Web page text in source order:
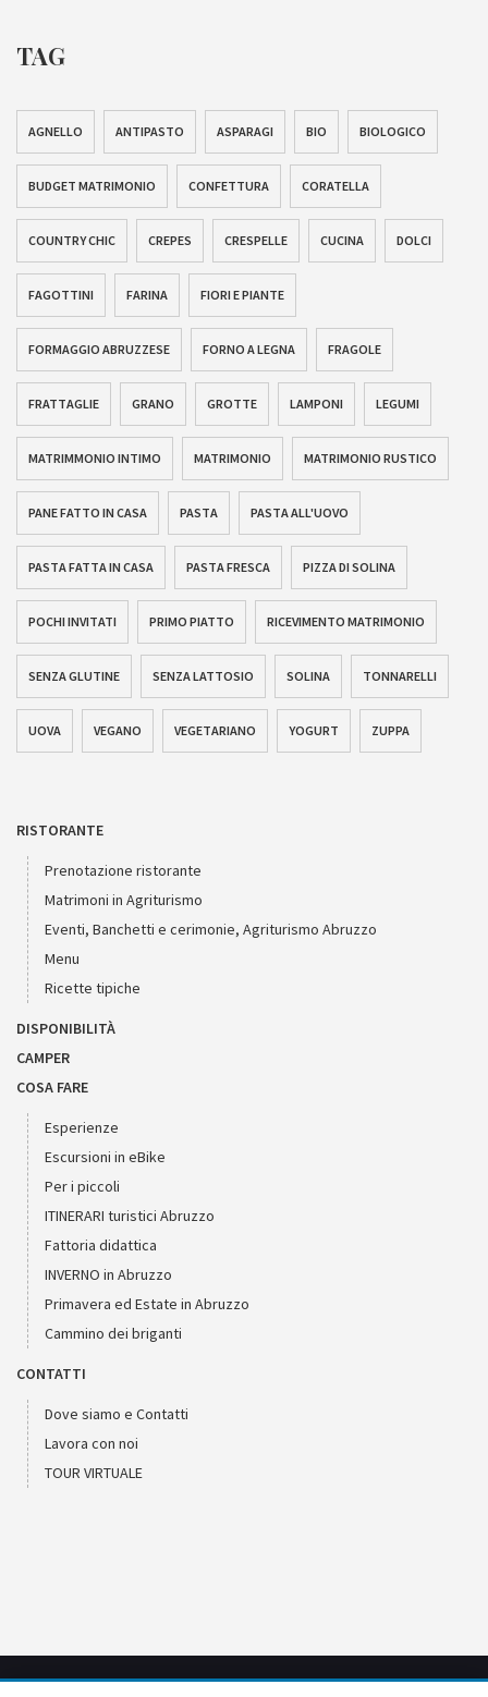
TAG
AGNELLO ANTIPASTO ASPARAGI BIO BIOLOGICO
BUDGET MATRIMONIO CONFETTURA CORATELLA
COUNTRY CHIC CREPES CRESPELLE CUCINA DOLCI
FAGOTTINI FARINA FIORI E PIANTE
FORMAGGIO ABRUZZESE FORNO A LEGNA FRAGOLE
FRATTAGLIE GRANO GROTTE LAMPONI LEGUMI
MATRIMMONIO INTIMO MATRIMONIO MATRIMONIO RUSTICO
PANE FATTO IN CASA PASTA PASTA ALL'UOVO
PASTA FATTA IN CASA PASTA FRESCA PIZZA DI SOLINA
POCHI INVITATI PRIMO PIATTO RICEVIMENTO MATRIMONIO
SENZA GLUTINE SENZA LATTOSIO SOLINA TONNARELLI
UOVA VEGANO VEGETARIANO YOGURT ZUPPA
RISTORANTE
Prenotazione ristorante
Matrimoni in Agriturismo
Eventi, Banchetti e cerimonie, Agriturismo Abruzzo
Menu
Ricette tipiche
DISPONIBILITÀ
CAMPER
COSA FARE
Esperienze
Escursioni in eBike
Per i piccoli
ITINERARI turistici Abruzzo
Fattoria didattica
INVERNO in Abruzzo
Primavera ed Estate in Abruzzo
Cammino dei briganti
CONTATTI
Dove siamo e Contatti
Lavora con noi
TOUR VIRTUALE